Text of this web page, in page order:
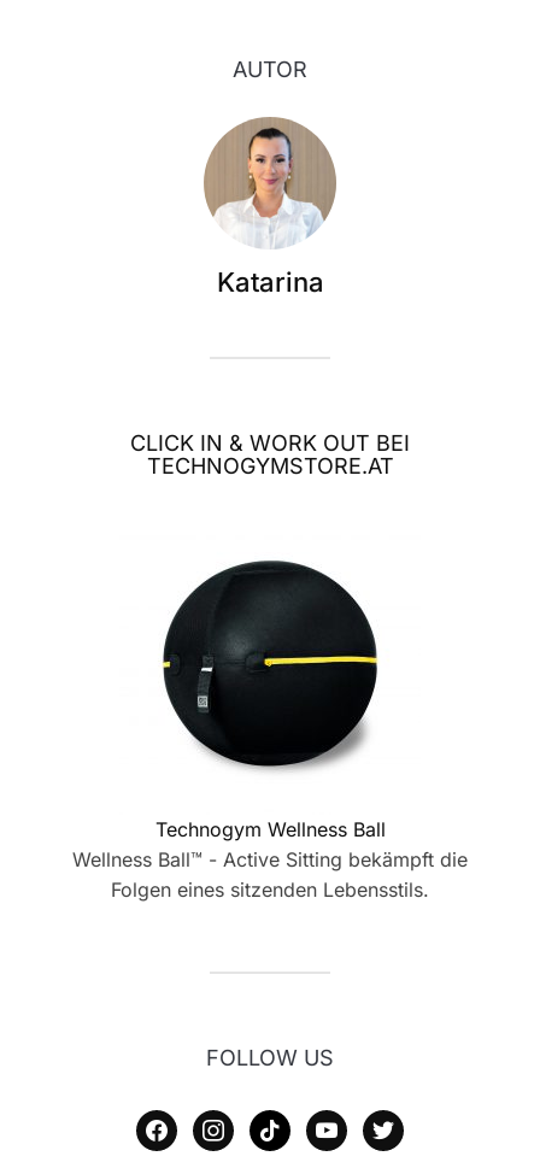
AUTOR
Katarina
CLICK IN & WORK OUT BEI
TECHNOGYMSTORE.AT
Technogym Wellness Ball
Wellness Ball™ - Active Sitting bekämpft die
Folgen eines sitzenden Lebensstils.
FOLLOW US
facebookinstagram
tiktok youtubetwitter